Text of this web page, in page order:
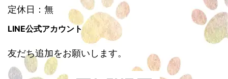
定休日：無
LINE公式アカウント
友だち追加をお願いします。